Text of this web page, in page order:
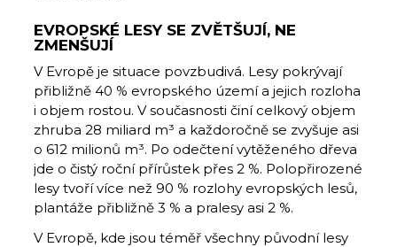
EVROPSKÉ LESY SE ZVĚTŠUJÍ, NE
ZMENŠUJÍ
V Evropě je situace povzbudivá. Lesy pokrývají
přibližně 40 % evropského území a jejich rozloha
i objem rostou. V současnosti činí celkový objem
zhruba 28 miliard m³ a každoročně se zvyšuje asi
o 612 milionů m³. Po odečtení vytěženého dřeva
jde o čistý roční přírůstek přes 2 %. Polopřirozené
lesy tvoří více než 90 % rozlohy evropských lesů,
plantáže přibližně 3 % a pralesy asi 2 %.
V Evropě, kde jsou téměř všechny původní lesy